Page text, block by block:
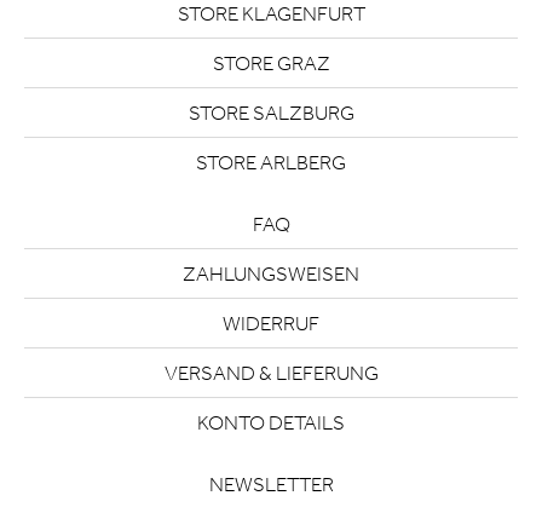
STORE KLAGENFURT
STORE GRAZ
STORE SALZBURG
STORE ARLBERG
FAQ
ZAHLUNGSWEISEN
WIDERRUF
VERSAND & LIEFERUNG
KONTO DETAILS
NEWSLETTER